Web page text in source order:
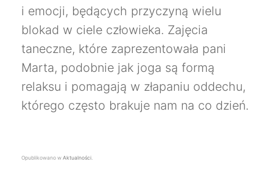
i emocji, będących przyczyną wielu
blokad w ciele człowieka. Zajęcia
taneczne, które zaprezentowała pani
Marta, podobnie jak joga są formą
relaksu i pomagają w złapaniu oddechu,
którego często brakuje nam na co dzień.
Opublikowano w Aktualności